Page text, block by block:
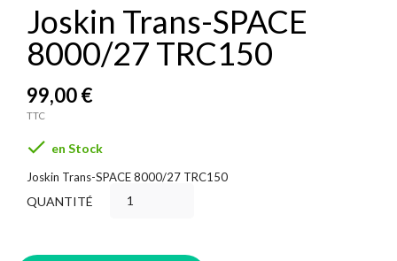
Joskin Trans-SPACE
8000/27 TRC150
99,00 €
TTC
 en Stock
Joskin Trans-SPACE 8000/27 TRC150
QUANTITÉ